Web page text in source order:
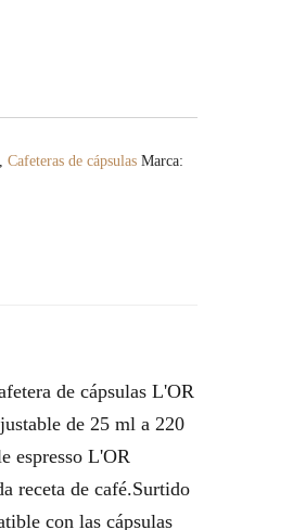
,Cafeteras de cápsulas Marca:
de cápsulas L'OR
de 25 ml a 220
espresso L'OR
receta de café.Surtido
con las cápsulas